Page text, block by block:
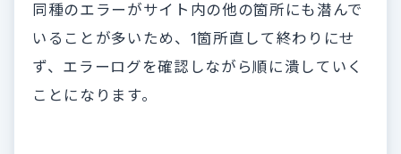
同種のエラーがサイト内の他の箇所にも潜んで
いることが多いため、1箇所直して終わりにせ
ず、エラーログを確認しながら順に潰していく
ことになります。